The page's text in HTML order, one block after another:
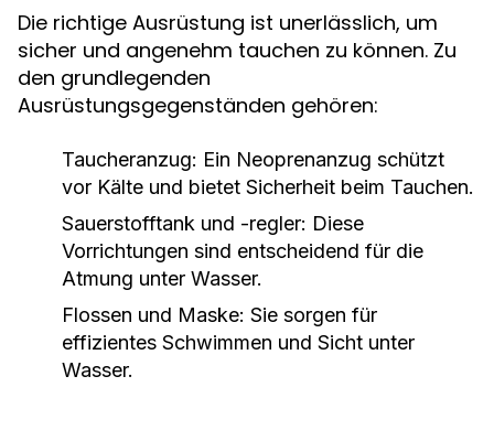
Die richtige Ausrüstung ist unerlässlich, um
sicher und angenehm tauchen zu können. Zu
den grundlegenden
Ausrüstungsgegenständen gehören:
Taucheranzug: Ein Neoprenanzug schützt
vor Kälte und bietet Sicherheit beim Tauchen.
Sauerstofftank und -regler: Diese
Vorrichtungen sind entscheidend für die
Atmung unter Wasser.
Flossen und Maske: Sie sorgen für
effizientes Schwimmen und Sicht unter
Wasser.